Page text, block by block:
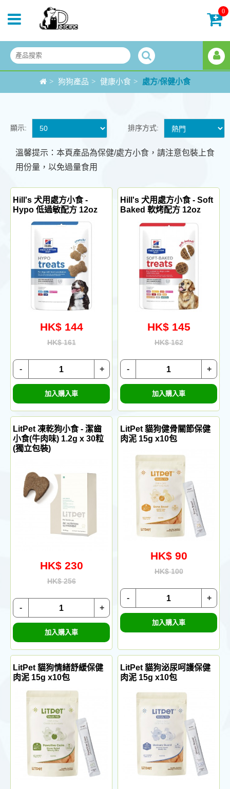
0
> 狗狗產品 > 健康小食 > 處方/保健小食
排序方式:
顯示:
溫馨提示：本頁產品為保健/處方小食，請注意包裝上食
用份量，以免過量食用
Hill's 犬用處方小食 -
Hypo 低過敏配方 12oz
HK$ 144
HK$ 161
+
-
加入購入車
Hill's 犬用處方小食 - Soft
Baked 軟烤配方 12oz
HK$ 145
HK$ 162
+
-
加入購入車
LitPet 凍乾狗小食 - 潔齒
小食(牛肉味) 1.2g x 30粒
(獨立包裝)
HK$ 230
HK$ 256
+
-
加入購入車
LitPet 貓狗健骨關節保健
肉泥 15g x10包
HK$ 90
HK$ 100
+
-
加入購入車
LitPet 貓狗情緒舒緩保健
肉泥 15g x10包
LitPet 貓狗泌尿呵護保健
肉泥 15g x10包